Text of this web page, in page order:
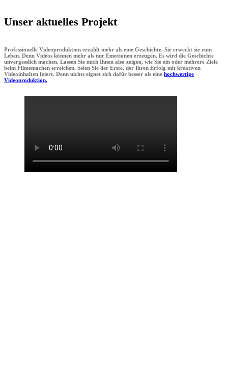
Unser aktuelles Projekt
Professionelle Videoproduktion erzählt mehr als eine Geschichte. Sie erweckt sie zum
Leben. Denn Videos können mehr als nur Emotionen erzeugen. Es wird die Geschichte
unvergesslich machen. Lassen Sie mich Ihnen also zeigen, wie Sie ein oder mehrere Ziele
beim Filmemachen erreichen. Seien Sie der Erste, der Ihren Erfolg mit kreativen
Videoinhalten feiert. Denn nichts eignet sich dafür besser als eine hochwertige
Videoproduktion.